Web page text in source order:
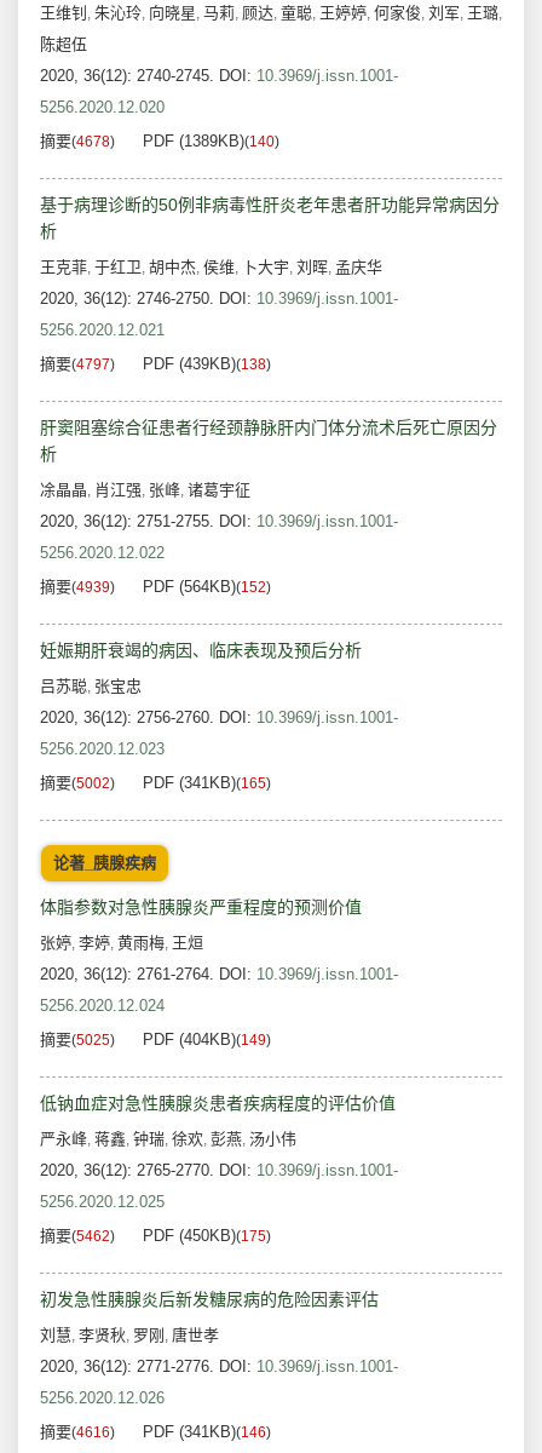
王维钊 , 朱沁玲, 向晓星, 马莉, 顾达, 童聪, 王婷婷, 何家俊, 刘军, 王璐,
陈超伍
2020, 36(12): 2740-2745. DOI: 10.3969/j.issn.1001-
5256.2020.12.020
摘要(4678) PDF (1389KB)(140)
基于病理诊断的50例非病毒性肝炎老年患者肝功能异常病因分
析
王克菲, 于红卫, 胡中杰, 侯维, 卜大宇, 刘晖, 孟庆华
2020, 36(12): 2746-2750. DOI: 10.3969/j.issn.1001-
5256.2020.12.021
摘要(4797) PDF (439KB)(138)
肝窦阻塞综合征患者行经颈静脉肝内门体分流术后死亡原因分
析
凃晶晶, 肖江强, 张峰, 诸葛宇征
2020, 36(12): 2751-2755. DOI: 10.3969/j.issn.1001-
5256.2020.12.022
摘要(4939) PDF (564KB)(152)
妊娠期肝衰竭的病因、临床表现及预后分析
吕苏聪, 张宝忠
2020, 36(12): 2756-2760. DOI: 10.3969/j.issn.1001-
5256.2020.12.023
摘要(5002) PDF (341KB)(165)
论著_胰腺疾病
体脂参数对急性胰腺炎严重程度的预测价值
张婷, 李婷, 黄雨梅, 王烜
2020, 36(12): 2761-2764. DOI: 10.3969/j.issn.1001-
5256.2020.12.024
摘要(5025) PDF (404KB)(149)
低钠血症对急性胰腺炎患者疾病程度的评估价值
严永峰, 蒋鑫, 钟瑞, 徐欢, 彭燕, 汤小伟
2020, 36(12): 2765-2770. DOI: 10.3969/j.issn.1001-
5256.2020.12.025
摘要(5462) PDF (450KB)(175)
初发急性胰腺炎后新发糖尿病的危险因素评估
刘慧, 李贤秋, 罗刚 , 唐世孝
2020, 36(12): 2771-2776. DOI: 10.3969/j.issn.1001-
5256.2020.12.026
摘要(4616) PDF (341KB)(146)